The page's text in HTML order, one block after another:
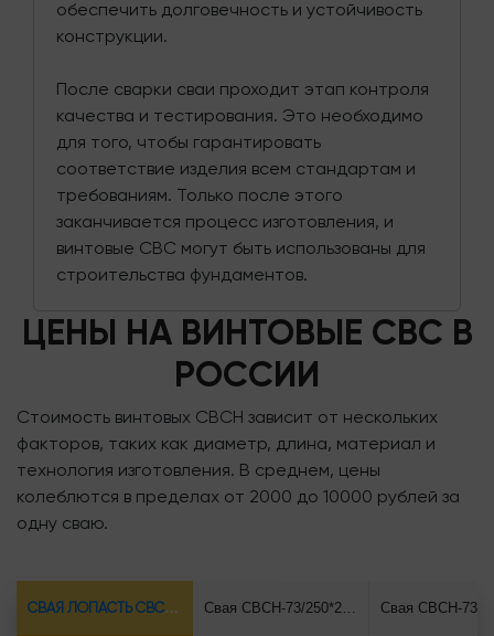
обеспечить долговечность и устойчивость
конструкции.
После сварки сваи проходит этап контроля
качества и тестирования. Это необходимо
для того, чтобы гарантировать
соответствие изделия всем стандартам и
требованиям. Только после этого
заканчивается процесс изготовления, и
винтовые СВС могут быть использованы для
строительства фундаментов.
ЦЕНЫ НА ВИНТОВЫЕ СВС В
РОССИИ
Стоимость винтовых СВСН зависит от нескольких
факторов, таких как диаметр, длина, материал и
технология изготовления. В среднем, цены
колеблются в пределах от 2000 до 10000 рублей за
одну сваю.
СВАЯ ЛОПАСТЬ СВСН-Ø73*5.5